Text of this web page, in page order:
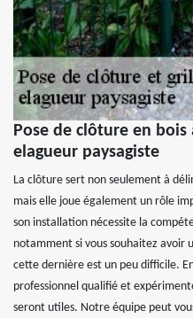
Pose de clôture en
elagueur paysagiste
La clôture sert non seulement à
mais elle joue également un rôle
son installation nécessite la
notamment si vous souhaitez avoir
cette dernière est un peu difficile.
professionnel qualifié et
seront utiles. Notre équipe peut